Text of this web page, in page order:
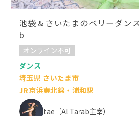
池袋＆さいたまのベリーダン
b
オンライン不可
ダンス
埼玉県 さいたま市
JR京浜東北線・浦和駅
tae（Al Tarab主宰）